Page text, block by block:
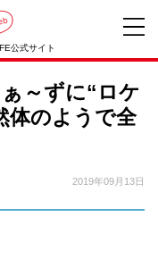
公式サイト
～ずに“ロケ
体のようで全
2019年09月13日